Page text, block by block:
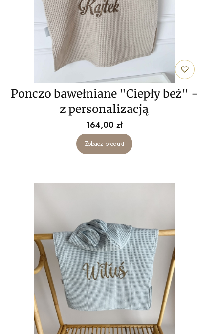
Ponczo bawełniane "Ciepły beż" -
z personalizacją
Cena
164,00 zł
Zobacz produkt